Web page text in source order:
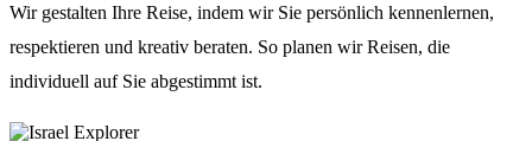
Wir gestalten Ihre Reise, indem wir Sie persönlich kennenlernen,
respektieren und kreativ beraten. So planen wir Reisen, die
individuell auf Sie abgestimmt ist.